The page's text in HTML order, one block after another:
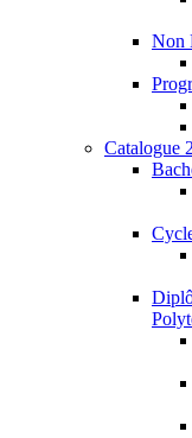
Non
Catalogue